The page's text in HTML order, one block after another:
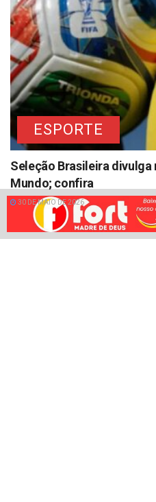
ESPORTE
Seleção Brasileira divulga
Mundo; confira
30 DE MAIO DE 2026